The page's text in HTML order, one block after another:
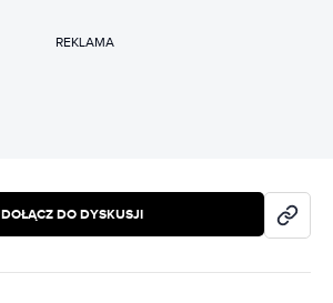
REKLAMA
DOŁĄCZ DO DYSKUSJI